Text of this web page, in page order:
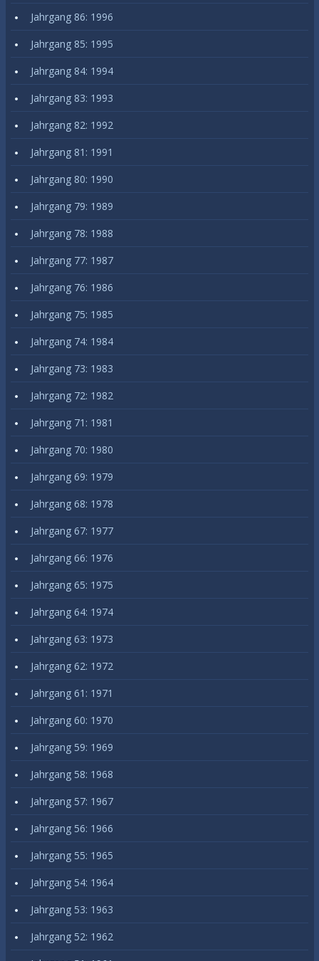
Jahrgang 86: 1996
Jahrgang 85: 1995
Jahrgang 84: 1994
Jahrgang 83: 1993
Jahrgang 82: 1992
Jahrgang 81: 1991
Jahrgang 80: 1990
Jahrgang 79: 1989
Jahrgang 78: 1988
Jahrgang 77: 1987
Jahrgang 76: 1986
Jahrgang 75: 1985
Jahrgang 74: 1984
Jahrgang 73: 1983
Jahrgang 72: 1982
Jahrgang 71: 1981
Jahrgang 70: 1980
Jahrgang 69: 1979
Jahrgang 68: 1978
Jahrgang 67: 1977
Jahrgang 66: 1976
Jahrgang 65: 1975
Jahrgang 64: 1974
Jahrgang 63: 1973
Jahrgang 62: 1972
Jahrgang 61: 1971
Jahrgang 60: 1970
Jahrgang 59: 1969
Jahrgang 58: 1968
Jahrgang 57: 1967
Jahrgang 56: 1966
Jahrgang 55: 1965
Jahrgang 54: 1964
Jahrgang 53: 1963
Jahrgang 52: 1962